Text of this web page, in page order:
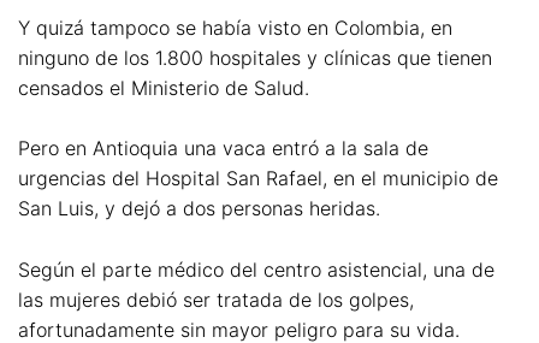
Y quizá tampoco se había visto en Colombia, en
ninguno de los 1.800 hospitales y clínicas que tienen
censados el Ministerio de Salud.
Pero en Antioquia una vaca entró a la sala de
urgencias del Hospital San Rafael, en el municipio de
San Luis, y dejó a dos personas heridas.
Según el parte médico del centro asistencial, una de
las mujeres debió ser tratada de los golpes,
afortunadamente sin mayor peligro para su vida.